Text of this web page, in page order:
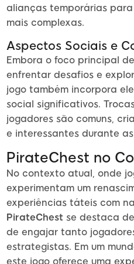
alianças temporárias
mais complexas.
Aspectos Sociais e
Embora o foco principal de
enfrentar desafios e
jogo também incorpora
social significativos.
jogadores são comuns,
e interessantes durante
PirateChest no
No contexto atual, onde
experimentam um
experiências táteis com
PirateChest se destaca
de engajar tanto
estrategistas. Em um
este jogo oferece uma